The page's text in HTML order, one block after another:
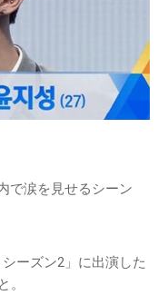
で涙を見せるシーン
シーズン2」に出演した
。